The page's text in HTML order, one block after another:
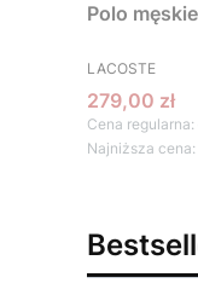
Polo
PRODUCENT
LACOSTE
Cena
279,00 zł
Cena regularna:
Najniższa cena: